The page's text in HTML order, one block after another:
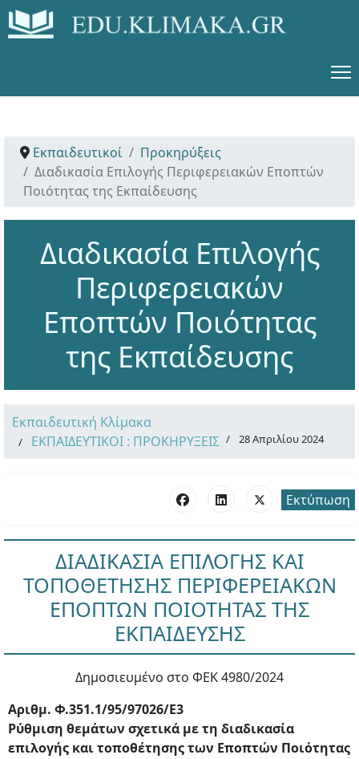
Εκπαιδευτικοί
Προκηρύξεις
Διαδικασία Επιλογής Περιφερειακών Εποπτών
Ποιότητας της Εκπαίδευσης
Διαδικασία Επιλογής
Περιφερειακών
Εποπτών Ποιότητας
της Εκπαίδευσης
Εκπαιδευτική Κλίμακα
ΕΚΠΑΙΔΕΥΤΙΚΟΙ : ΠΡΟΚΗΡΥΞΕΙΣ
28 Απριλίου 2024
Εκτύπωση
ΔΙΑΔΙΚΑΣΙΑ ΕΠΙΛΟΓΗΣ ΚΑΙ
ΤΟΠΟΘΕΤΗΣΗΣ ΠΕΡΙΦΕΡΕΙΑΚΩΝ
ΕΠΟΠΤΩΝ ΠΟΙΟΤΗΤΑΣ ΤΗΣ
ΕΚΠΑΙΔΕΥΣΗΣ
Δημοσιευμένο στο ΦΕΚ 4980/2024
Αριθμ. Φ.351.1/95/97026/Ε3
Ρύθμιση θεμάτων σχετικά με τη διαδικασία
επιλογής και τοποθέτησης των Εποπτών Ποιότητας